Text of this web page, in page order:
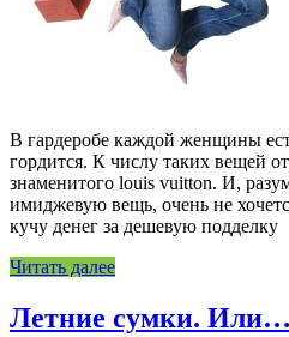
В гардеробе каждой женщины
гордится. К числу таких вещей
знаменитого louis vuitton. И,
имиджевую вещь, очень не
кучу денег за дешевую подделку
Читать далее
Летние сумки. Или…